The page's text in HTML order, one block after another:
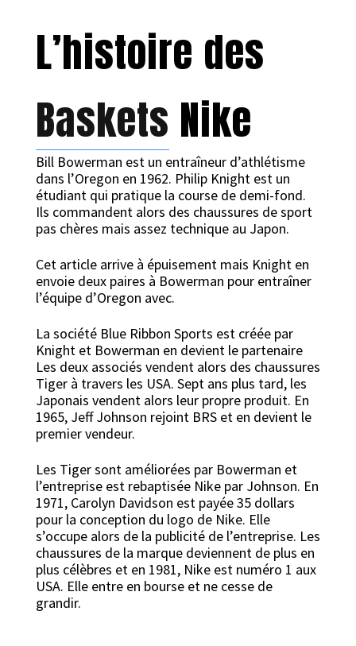
L’histoire des
Baskets Nike
Bill Bowerman est un entraîneur d’athlétisme
dans l’Oregon en 1962. Philip Knight est un
étudiant qui pratique la course de demi-fond.
Ils commandent alors des chaussures de sport
pas chères mais assez technique au Japon.
Cet article arrive à épuisement mais Knight en
envoie deux paires à Bowerman pour entraîner
l’équipe d’Oregon avec.
La société Blue Ribbon Sports est créée par
Knight et Bowerman en devient le partenaire
Les deux associés vendent alors des chaussures
Tiger à travers les USA. Sept ans plus tard, les
Japonais vendent alors leur propre produit. En
1965, Jeff Johnson rejoint BRS et en devient le
premier vendeur.
Les Tiger sont améliorées par Bowerman et
l’entreprise est rebaptisée Nike par Johnson. En
1971, Carolyn Davidson est payée 35 dollars
pour la conception du logo de Nike. Elle
s’occupe alors de la publicité de l’entreprise. Les
chaussures de la marque deviennent de plus en
plus célèbres et en 1981, Nike est numéro 1 aux
USA. Elle entre en bourse et ne cesse de
grandir.